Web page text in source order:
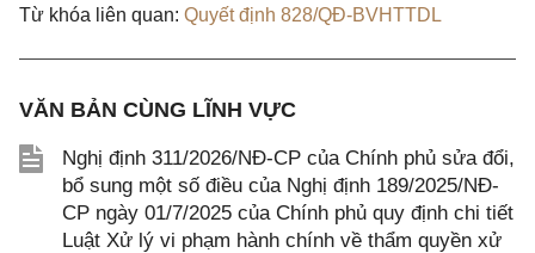
Từ khóa liên quan: Quyết định 828/QĐ-BVHTTDL
VĂN BẢN CÙNG LĨNH VỰC
Nghị định 311/2026/NĐ-CP của Chính phủ sửa đổi,
bổ sung một số điều của Nghị định 189/2025/NĐ-
CP ngày 01/7/2025 của Chính phủ quy định chi tiết
Luật Xử lý vi phạm hành chính về thẩm quyền xử